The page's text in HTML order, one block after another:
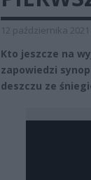
12 października 2021
Kto jeszcze na
zapowiedzi
deszczu ze